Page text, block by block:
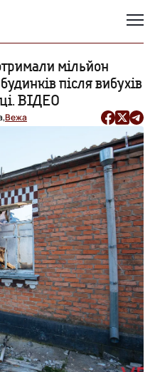
мільйон
після вибухів
ВІДЕО
Вежа